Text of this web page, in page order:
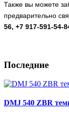
Также вы можете
предварительно
56, +7 917-591-54-
Последние
DMJ 540 ZBR